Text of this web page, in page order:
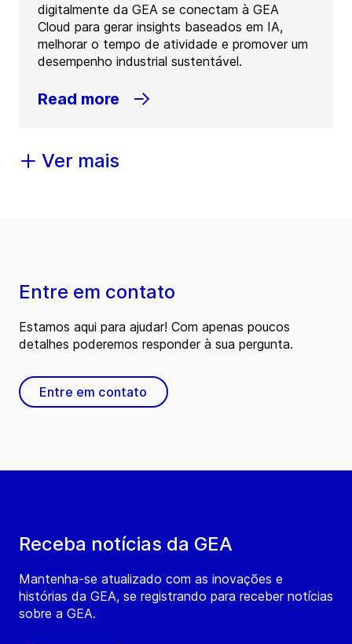
digitalmente da GEA se conectam à GEA
Cloud para gerar insights baseados em IA,
melhorar o tempo de atividade e promover um
desempenho industrial sustentável.
Read more
Ver mais
Receba notícias da GEA
Mantenha-se atualizado com as inovações e
histórias da GEA, se registrando para receber notícias
sobre a GEA.
Entre em contato
Estamos aqui para ajudar! Com apenas poucos
detalhes poderemos responder à sua pergunta.
Entre em contato